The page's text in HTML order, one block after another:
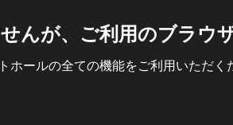
んが、ご利用のブラウ
ホールの全ての機能をご利用いただく